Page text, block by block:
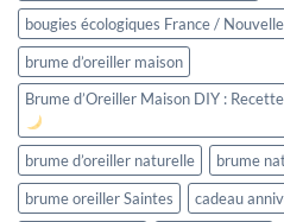
bougies écologiques France /
brume d’oreiller maison
Brume d’Oreiller Maison DIY :
brume d’oreiller naturelle
brume
brume oreiller Saintes
cadeau